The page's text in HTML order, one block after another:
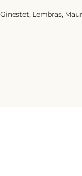
Lembras,